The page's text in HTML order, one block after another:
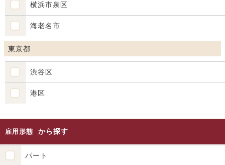
横浜市泉区
海老名市
東京都
渋谷区
港区
雇用形態 から探す
パート